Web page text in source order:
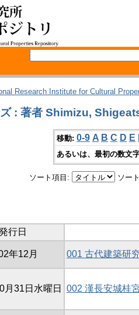
Research Institute for Cultural
: 著者 Shimizu,
移動: 0-9 A B C D E
あるいは、最初の数文
ソート項目: ソー
行日
年12月 001 古代建築研
月31日水曜日 002 漢長安城桂